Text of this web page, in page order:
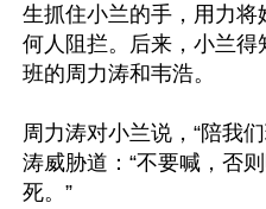
生抓住小兰的手，用力
何人阻拦。后来，小兰
班的周力涛和韦浩。
周力涛对小兰说，“陪我
涛威胁道：“不要喊，否
死。”